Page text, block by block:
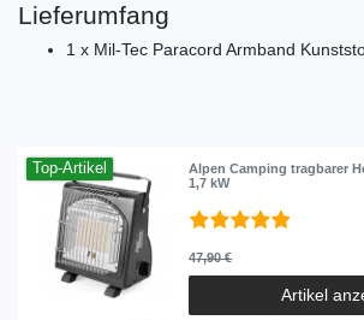
Lieferumfang
1 x Mil-Tec Paracord Armband
Top-Artikel
Alpen Camping tragbarer
1,7 kW
47,90 €
Artikel